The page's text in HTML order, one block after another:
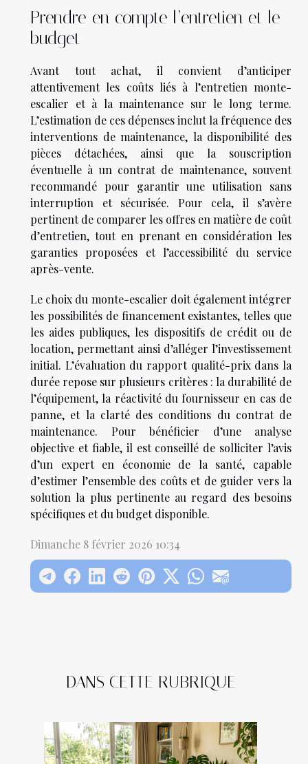
DANS CETTE RUBRIQUE
Prendre en compte l’entretien et le
budget
Avant tout achat, il convient d’anticiper
attentivement les coûts liés à l’entretien monte-
escalier et à la maintenance sur le long terme.
L’estimation de ces dépenses inclut la fréquence des
interventions de maintenance, la disponibilité des
pièces détachées, ainsi que la souscription
éventuelle à un contrat de maintenance, souvent
recommandé pour garantir une utilisation sans
interruption et sécurisée. Pour cela, il s’avère
pertinent de comparer les offres en matière de coût
d’entretien, tout en prenant en considération les
garanties proposées et l’accessibilité du service
après-vente.
Le choix du monte-escalier doit également intégrer
les possibilités de financement existantes, telles que
les aides publiques, les dispositifs de crédit ou de
location, permettant ainsi d’alléger l’investissement
initial. L’évaluation du rapport qualité-prix dans la
durée repose sur plusieurs critères : la durabilité de
l’équipement, la réactivité du fournisseur en cas de
panne, et la clarté des conditions du contrat de
maintenance. Pour bénéficier d’une analyse
objective et fiable, il est conseillé de solliciter l’avis
d’un expert en économie de la santé, capable
d’estimer l’ensemble des coûts et de guider vers la
solution la plus pertinente au regard des besoins
spécifiques et du budget disponible.
Dimanche 8 février 2026 10:34